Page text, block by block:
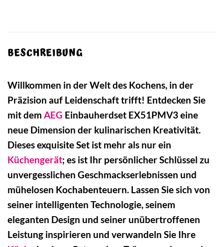
BESCHREIBUNG
Willkommen in der Welt des Kochens, in der
Präzision auf Leidenschaft trifft! Entdecken Sie
mit dem AEG Einbauherdset EX51PMV3 eine
neue Dimension der kulinarischen Kreativität.
Dieses exquisite Set ist mehr als nur ein
Küchengerät; es ist Ihr persönlicher Schlüssel zu
unvergesslichen Geschmackserlebnissen und
mühelosen Kochabenteuern. Lassen Sie sich von
seiner intelligenten Technologie, seinem
eleganten Design und seiner unübertroffenen
Leistung inspirieren und verwandeln Sie Ihre